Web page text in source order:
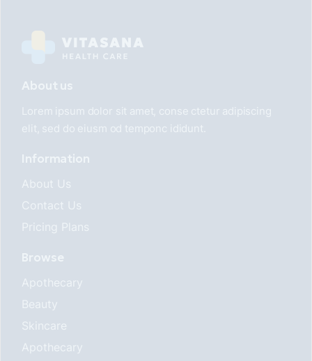
About us
Lorem ipsum dolor sit amet, conse ctetur adipiscing
elit, sed do eiusm od temponc ididunt.
Information
About Us
Contact Us
Pricing Plans
Browse
Apothecary
Beauty
Skincare
Apothecary